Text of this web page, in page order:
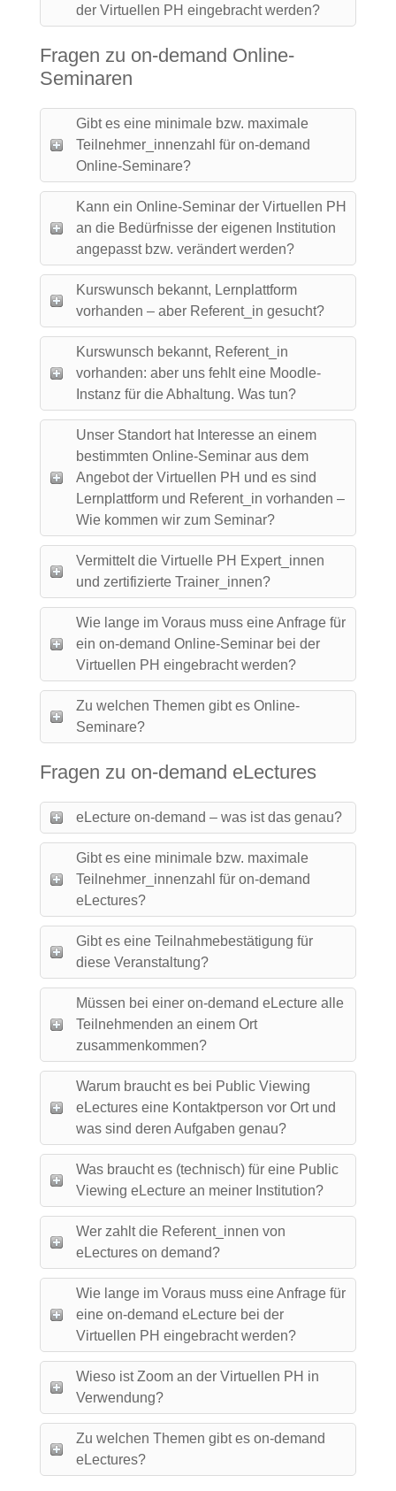
der Virtuellen PH eingebracht werden?
Fragen zu on-demand Online-
Seminaren
Gibt es eine minimale bzw. maximale
Teilnehmer_innenzahl für on-demand
Online-Seminare?
Kann ein Online-Seminar der Virtuellen PH
an die Bedürfnisse der eigenen Institution
angepasst bzw. verändert werden?
Kurswunsch bekannt, Lernplattform
vorhanden – aber Referent_in gesucht?
Kurswunsch bekannt, Referent_in
vorhanden: aber uns fehlt eine Moodle-
Instanz für die Abhaltung. Was tun?
Unser Standort hat Interesse an einem
bestimmten Online-Seminar aus dem
Angebot der Virtuellen PH und es sind
Lernplattform und Referent_in vorhanden –
Wie kommen wir zum Seminar?
Vermittelt die Virtuelle PH Expert_innen
und zertifizierte Trainer_innen?
Wie lange im Voraus muss eine Anfrage für
ein on-demand Online-Seminar bei der
Virtuellen PH eingebracht werden?
Zu welchen Themen gibt es Online-
Seminare?
Fragen zu on-demand eLectures
eLecture on-demand – was ist das genau?
Gibt es eine minimale bzw. maximale
Teilnehmer_innenzahl für on-demand
eLectures?
Gibt es eine Teilnahmebestätigung für
diese Veranstaltung?
Müssen bei einer on-demand eLecture alle
Teilnehmenden an einem Ort
zusammenkommen?
Warum braucht es bei Public Viewing
eLectures eine Kontaktperson vor Ort und
was sind deren Aufgaben genau?
Was braucht es (technisch) für eine Public
Viewing eLecture an meiner Institution?
Wer zahlt die Referent_innen von
eLectures on demand?
Wie lange im Voraus muss eine Anfrage für
eine on-demand eLecture bei der
Virtuellen PH eingebracht werden?
Wieso ist Zoom an der Virtuellen PH in
Verwendung?
Zu welchen Themen gibt es on-demand
eLectures?